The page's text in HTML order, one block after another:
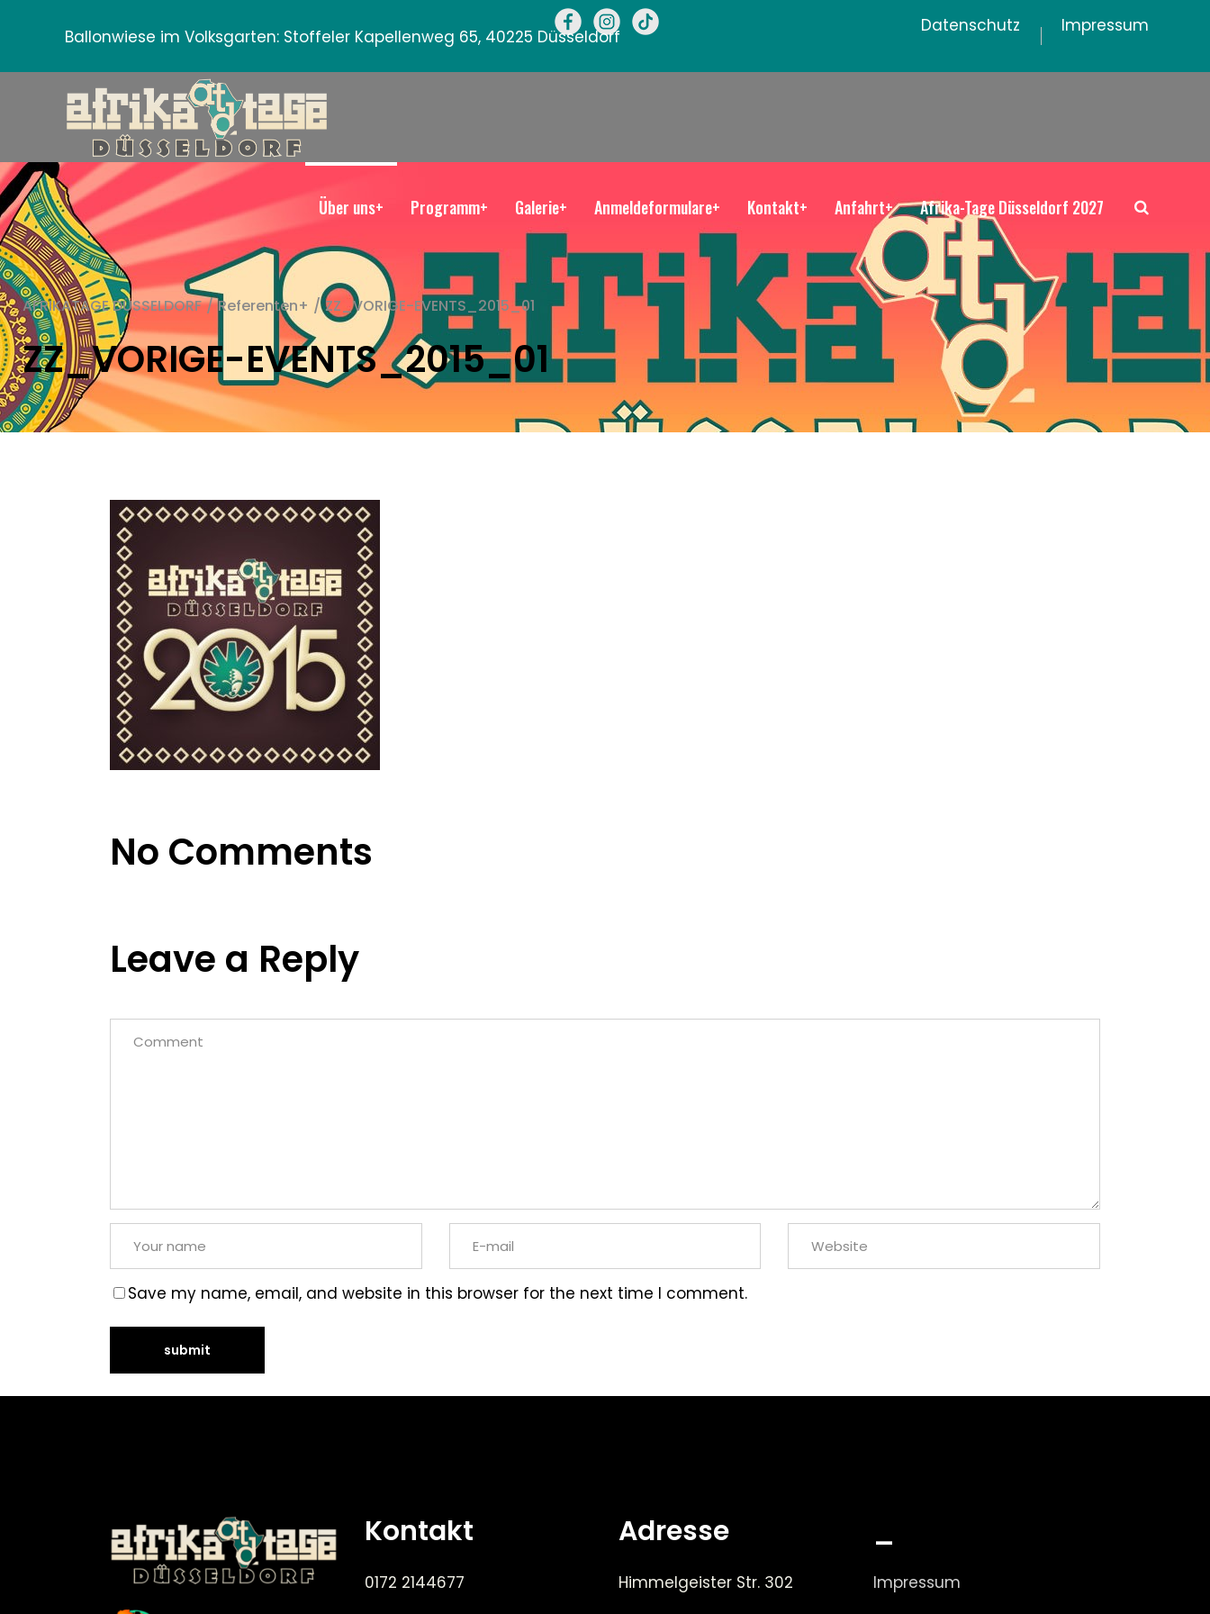
Ballonwiese im Volksgarten: Stoffeler Kapellenweg 65, 40225 Düsseldorf
Datenschutz Impressum
Über uns+ Programm+ Galerie+ Anmeldeformulare+ Kontakt+ Anfahrt+ Afrika-Tage Düsseldorf 2027
AFRIKATAGE DÜSSELDORF / Referenten+ / ZZ_VORIGE-EVENTS_2015_01
ZZ_VORIGE-EVENTS_2015_01
No Comments
Leave a Reply
Save my name, email, and website in this browser for the next time I comment.
Kontakt
0172 2144677
Adresse
Himmelgeister Str. 302
_
Impressum